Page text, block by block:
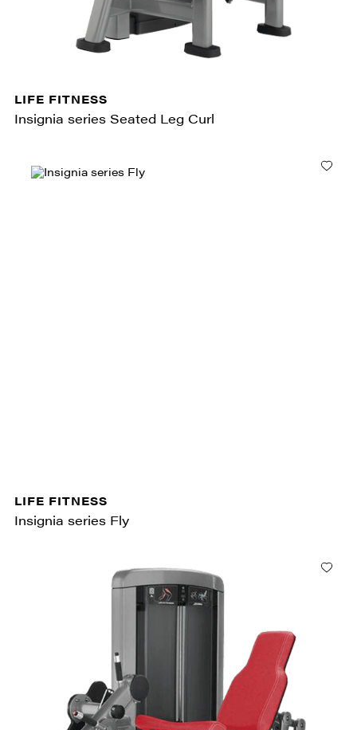
LIFE FITNESS
Insignia series Seated Leg Curl
LIFE FITNESS
Insignia series Fly